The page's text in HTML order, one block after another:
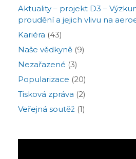
Aktuality – projekt D3 –
proudění a jejich vlivu na
Kariéra (43)
Naše vědkyně (9)
Nezařazené (3)
Popularizace (20)
Tisková zpráva (2)
Veřejná soutěž (1)